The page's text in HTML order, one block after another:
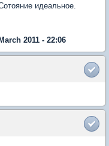
идеальное.
2011 - 22:06